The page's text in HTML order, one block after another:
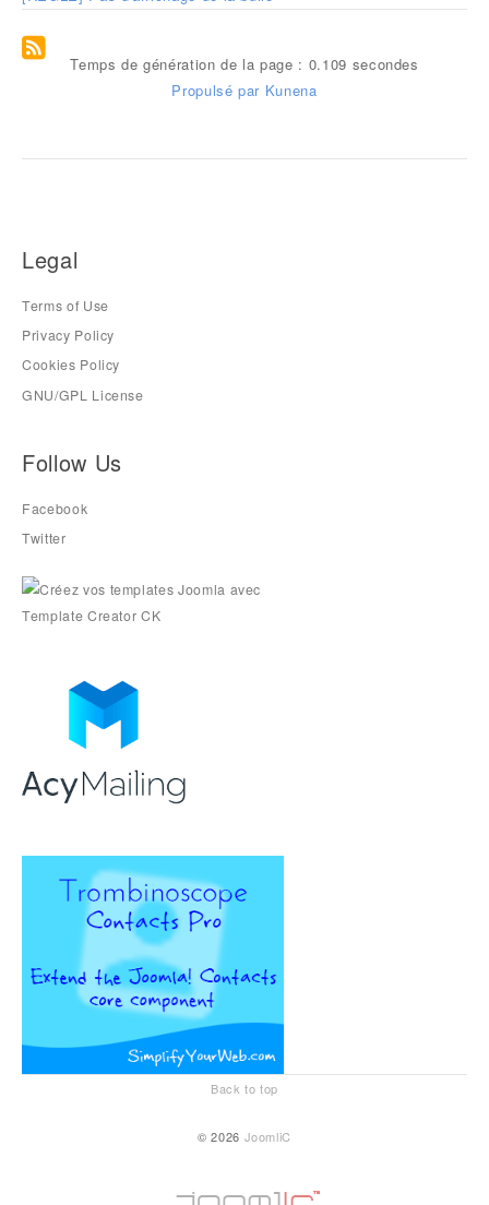
Temps de génération de la page : 0.109 secondes
Propulsé par Kunena
Legal
Terms of Use
Privacy Policy
Cookies Policy
GNU/GPL License
Follow Us
Facebook
Twitter
Back to top
© 2026 JoomliC